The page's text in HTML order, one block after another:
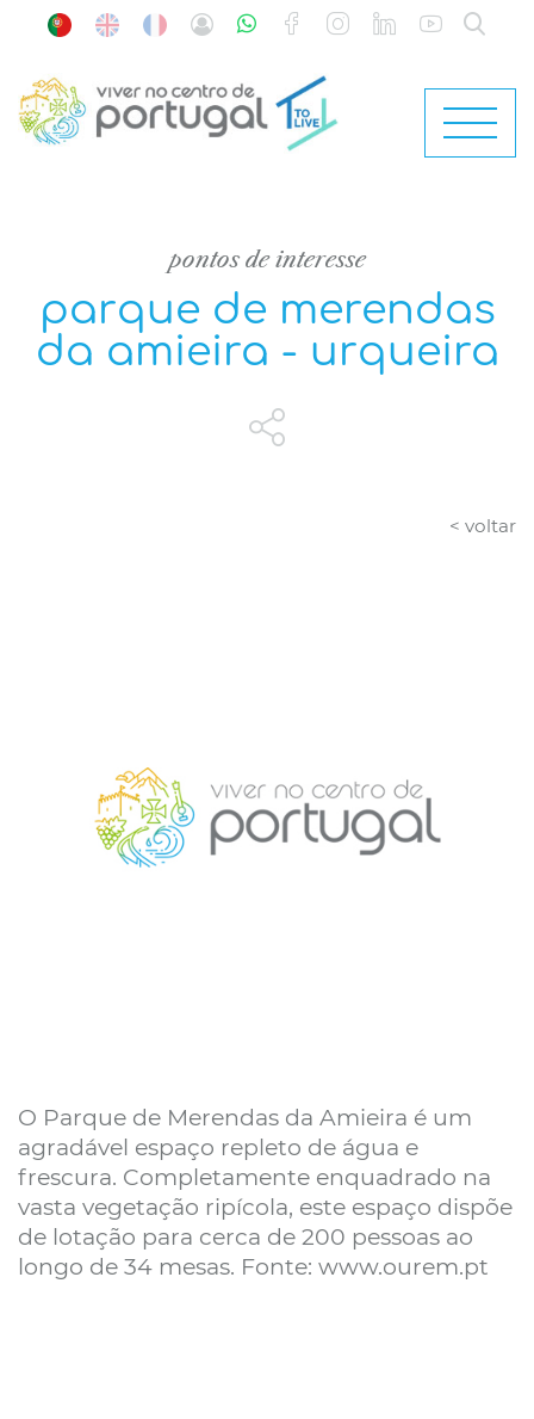
pontos de interesse
parque de merendas
da amieira - urqueira
< voltar
O Parque de Merendas da Amieira é um
agradável espaço repleto de água e
frescura. Completamente enquadrado na
vasta vegetação ripícola, este espaço dispõe
de lotação para cerca de 200 pessoas ao
longo de 34 mesas. Fonte: www.ourem.pt